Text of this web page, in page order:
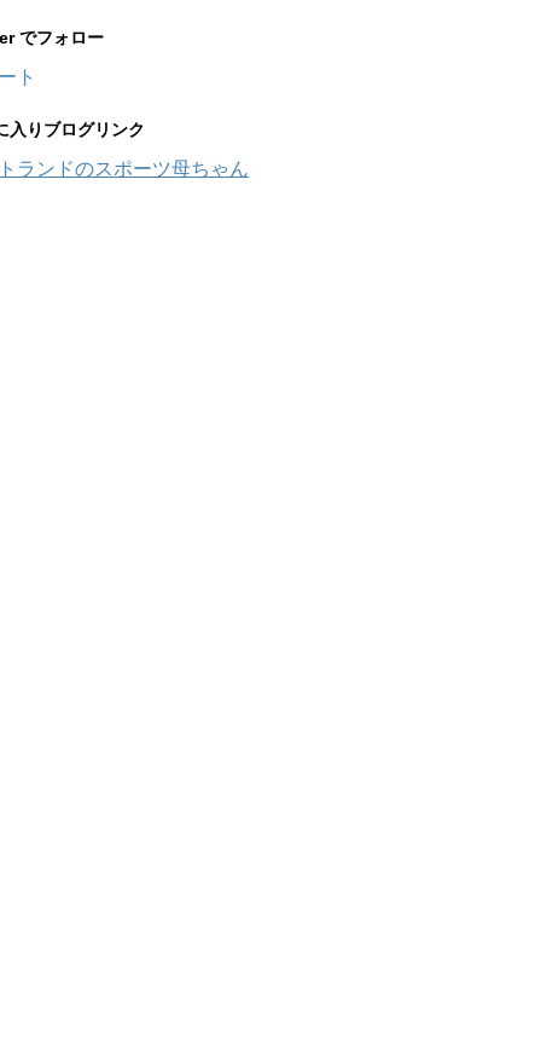
でフォロー
ト
入りブログリンク
ランドのスポーツ母ちゃん